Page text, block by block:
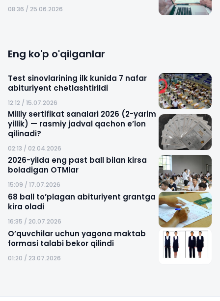
08:36 / 25.06.2026
Eng ko'p o'qilganlar
Test sinovlarining ilk kunida 7 nafar
abituriyent chetlashtirildi
12:12 / 15.07.2026
Milliy sertifikat sanalari 2026 (2-yarim
yillik) — rasmiy jadval qachon e’lon
qilinadi?
02:13 / 02.04.2026
2026-yilda eng past ball bilan kirsa
boladigan OTMlar
15:09 / 17.07.2026
68 ball to’plagan abituriyent grantga
kira oladi
16:35 / 20.07.2026
O’quvchilar uchun yagona maktab
formasi talabi bekor qilindi
01:20 / 23.07.2026